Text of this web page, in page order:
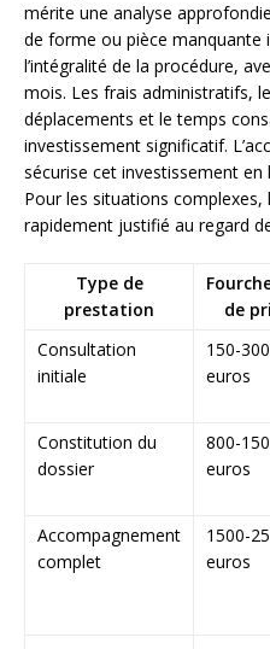
mérite une analyse
de forme ou pièce manquante
l’intégralité de la procédure,
mois. Les frais administratifs,
déplacements et le temps
investissement significatif.
sécurise cet investissement en
Pour les situations complexes,
rapidement justifié au regard
Type de
prestation
de
Consultation
initiale
150-300
euros
Constitution du
dossier
800-
euros
Accompagnement
complet
1500-
euros